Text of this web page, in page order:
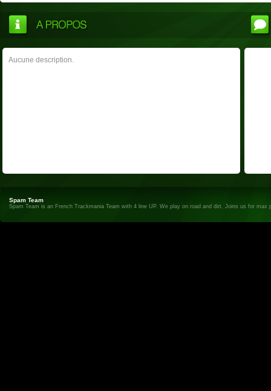
Aucune description.
Spam Team
Spam Team is an French Trackmania Team with 4 line UP. We play on road and dirt. Joins us for max